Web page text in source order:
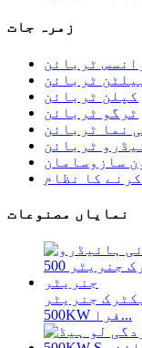
زمرہ جات
ٹربائن
ٹربائن
کپلن ٹربائن
ٹرگو ٹربائن
نما ٹربائن
ٹربائن
سازوسامان
کا نظام
نمایاں مصنوعات
جنریٹر
500KW فرا...